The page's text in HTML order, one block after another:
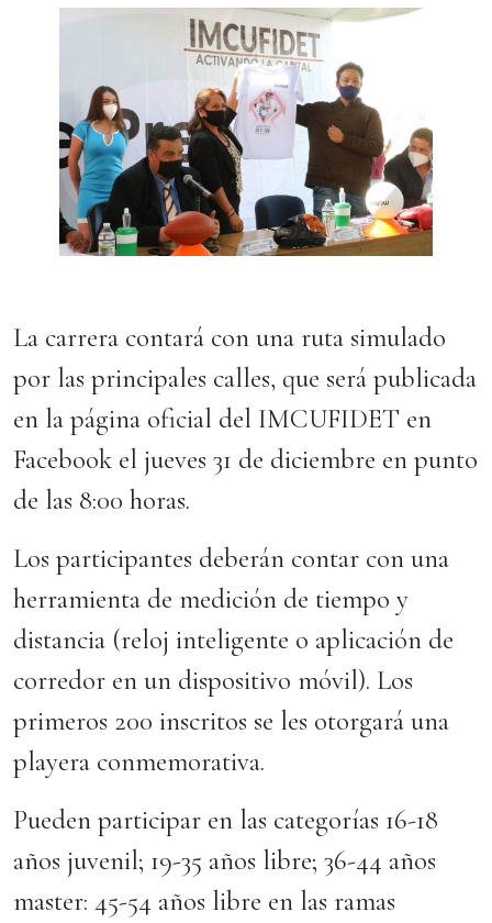
La carrera contará con una ruta simulado
por las principales calles, que será publicada
en la página oficial del IMCUFIDET en
Facebook el jueves 31 de diciembre en punto
de las 8:00 horas.
Los participantes deberán contar con una
herramienta de medición de tiempo y
distancia (reloj inteligente o aplicación de
corredor en un dispositivo móvil). Los
primeros 200 inscritos se les otorgará una
playera conmemorativa.
Pueden participar en las categorías 16-18
años juvenil; 19-35 años libre; 36-44 años
master: 45-54 años libre en las ramas